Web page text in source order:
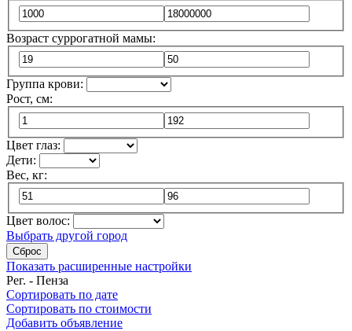
Возраст суррогатной мамы:
Группа крови:
Рост, см:
Цвет глаз:
Дети:
Вес, кг:
Цвет волос:
Выбрать другой город
Сброс
Показать расширенные настройки
Рег. - Пенза
Сортировать по дате
Сортировать по стоимости
Добавить объявление